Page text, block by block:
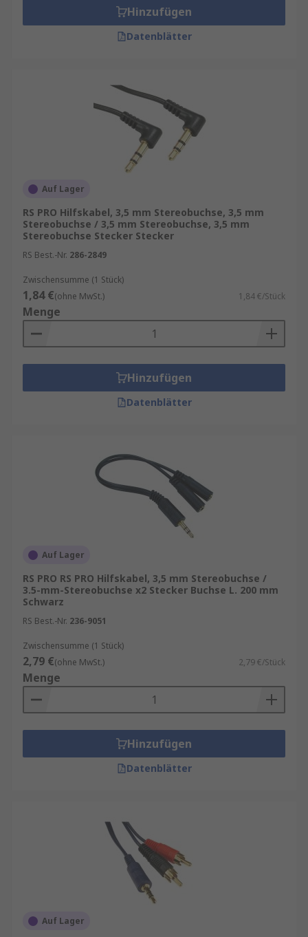
Hinzufügen
Datenblätter
Auf Lager
RS PRO Hilfskabel, 3,5 mm Stereobuchse, 3,5 mm
Stereobuchse / 3,5 mm Stereobuchse, 3,5 mm
Stereobuchse Stecker Stecker
RS Best.-Nr. 286-2849
Zwischensumme (1 Stück)
1,84 €(ohne MwSt.) 1,84 €/Stück
Menge
Hinzufügen
Datenblätter
Auf Lager
RS PRO RS PRO Hilfskabel, 3,5 mm Stereobuchse /
3.5-mm-Stereobuchse x2 Stecker Buchse L. 200 mm
Schwarz
RS Best.-Nr. 236-9051
Zwischensumme (1 Stück)
2,79 €(ohne MwSt.) 2,79 €/Stück
Menge
Hinzufügen
Datenblätter
Auf Lager